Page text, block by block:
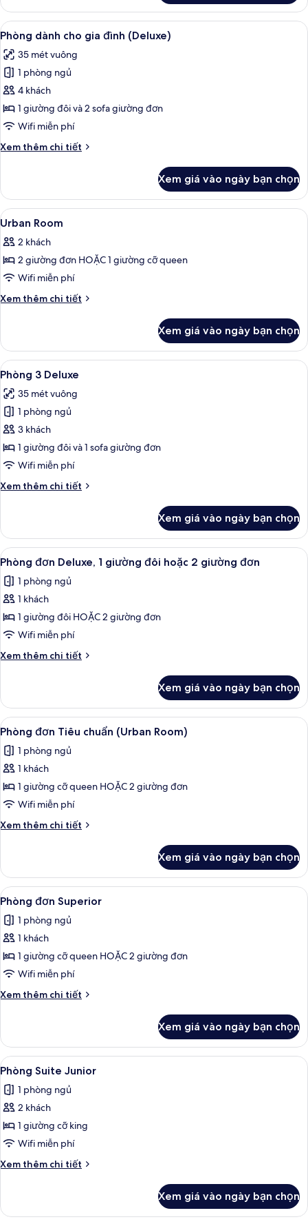
2
Twin
Beds
Deluxe
Room,
1
Double
or
2
Beds
Xem
tất
cả
ảnh
Phòng
dành
cho
đình
Chăn bông, minibar, két bảo mật tại
5
Phòng dành cho gia đình (Deluxe)
35 mét vuông
1 phòng ngủ
4 khách
1 giường đôi và 2 sofa giường đơn
Wifi miễn phí
Xem thêm chi tiết
Chi
Phòng
dành
cho
đình
(Deluxe)
Xem giá vào ngày bạn chọn
Xem
tất
cả
ảnh
Urban
Room
Chăn bông, minibar, két bảo mật tại
4
Urban Room
2 khách
2 giường đơn HOẶC 1 giường cỡ queen
Wifi miễn phí
Xem thêm chi tiết
Chi
Urban
Room
Xem giá vào ngày bạn chọn
Xem
tất
cả
ảnh
Phòng
3
Deluxe
Chăn bông, minibar, két bảo mật tại
5
Phòng 3 Deluxe
35 mét vuông
1 phòng ngủ
3 khách
1 giường đôi và 1 sofa giường đơn
Wifi miễn phí
Xem thêm chi tiết
Chi
Phòng
Deluxe
Xem giá vào ngày bạn chọn
Xem
tất
cả
ảnh
Phòng
đơn
Deluxe,
1
đôi
hoặc
2
giường
đơn
Chăn bông, minibar, két bảo mật tại
5
Phòng đơn Deluxe, 1 giường đôi hoặc 2 giường đơn
1 phòng ngủ
1 khách
1 giường đôi HOẶC 2 giường đơn
Wifi miễn phí
Xem thêm chi tiết
Chi
Phòng
đơn
Deluxe,
giường
đôi
2
giường
Xem giá vào ngày bạn chọn
Xem
tất
cả
ảnh
Phòng
đơn
Tiêu
chuẩn
Room)
Chăn bông, minibar, két bảo mật tại
4
Phòng đơn Tiêu chuẩn (Urban Room)
1 phòng ngủ
1 khách
1 giường cỡ queen HOẶC 2 giường đơn
Wifi miễn phí
Xem thêm chi tiết
Chi
Phòng
đơn
Tiêu
chuẩn
(Urban
Room)
Xem giá vào ngày bạn chọn
Xem
tất
cả
ảnh
Phòng
đơn
Superior
Chăn bông, minibar, két bảo mật tại
6
Phòng đơn Superior
1 phòng ngủ
1 khách
1 giường cỡ queen HOẶC 2 giường đơn
Wifi miễn phí
Xem thêm chi tiết
Chi
Phòng
đơn
Superior
Xem giá vào ngày bạn chọn
Xem
tất
cả
ảnh
Phòng
Suite
Junior
Chăn bông, minibar, két bảo mật tại
5
Phòng Suite Junior
1 phòng ngủ
2 khách
1 giường cỡ king
Wifi miễn phí
Xem thêm chi tiết
Chi
Phòng
Xem giá vào ngày bạn chọn